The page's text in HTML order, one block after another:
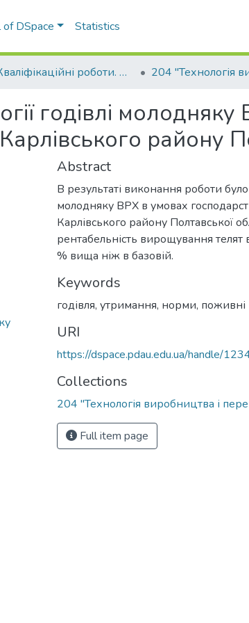
DSpace Statistics
Кваліфікаційні роботи. Факультет технологій тваринництва та продовольства
годівлі
району
Abstract
В результаті виконання роботи
молодняку ВРХ в умовах
Карлівського району Полтавської
рентабельність вирощування телят
% вища ніж в базовій.
Keywords
годівля, утримання, норми,
URI
https://dspace.pdau.edu.ua/handle/
Collections
204 "Технологія виробництва і
Full item page